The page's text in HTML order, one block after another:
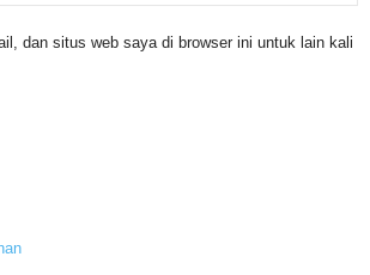
dan situs web saya di browser ini untuk lain kali